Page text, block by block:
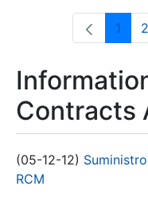
Page
1 2
Contracts
(05-12-12)
RCM